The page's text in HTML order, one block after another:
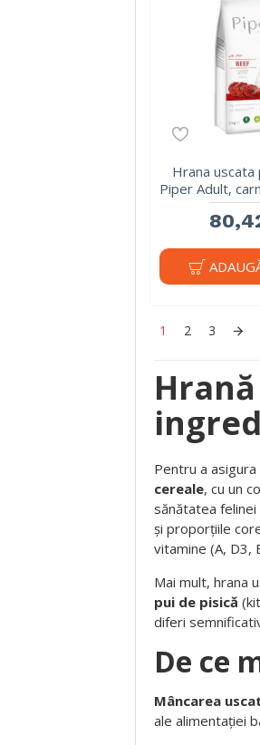
Pentru a
cereale, cu un
sănătatea
și proporțiile
vitamine (A, D3,
Mai mult, hrana
pui de pisică
diferi
De ce
Mâncarea
ale alimentației
Hrana uscata
Piper Adult,
1 2 3